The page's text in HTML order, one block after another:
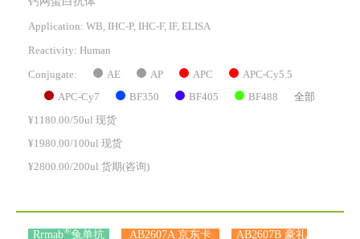
Application: WB, IHC-P, IHC-F, IF, ELISA
Reactivity: Human
Conjugate: AE AP APC APC-Cy5.5
APC-Cy7 BF350 BF405 BF488 全部
¥1180.00/50ul 现货
¥1980.00/100ul 现货
¥2800.00/200ul 货期(咨询)
Rrmab®兔单抗 AB2607A 京东卡
AB2607B 豪礼